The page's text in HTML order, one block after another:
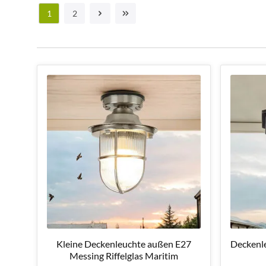
1 2
Kleine Deckenleuchte außen E27
Messing Riffelglas Maritim